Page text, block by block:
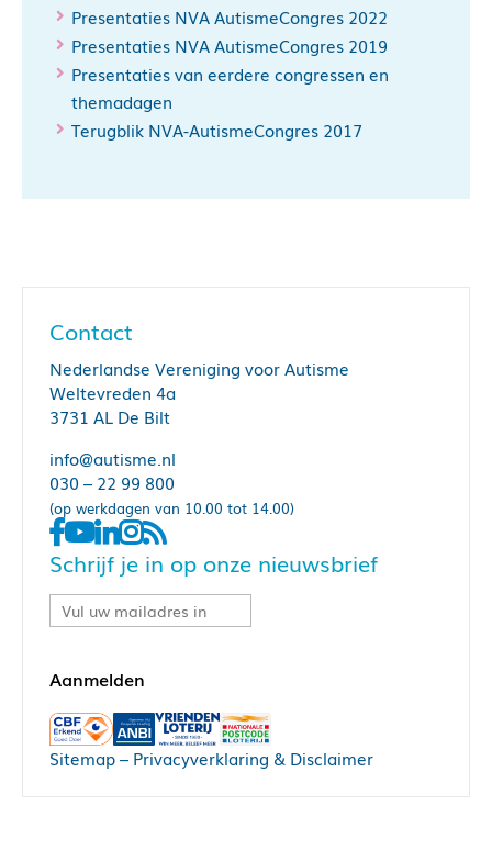
Presentaties NVA AutismeCongres 2022
Presentaties NVA AutismeCongres 2019
Presentaties van eerdere congressen en
themadagen
Terugblik NVA-AutismeCongres 2017
Contact
Nederlandse Vereniging voor Autisme
Weltevreden 4a
3731 AL De Bilt
info@autisme.nl
030 – 22 99 800
(op werkdagen van 10.00 tot 14.00)
Schrijf je in op onze nieuwsbrief
Sitemap– Privacyverklaring & Disclaimer